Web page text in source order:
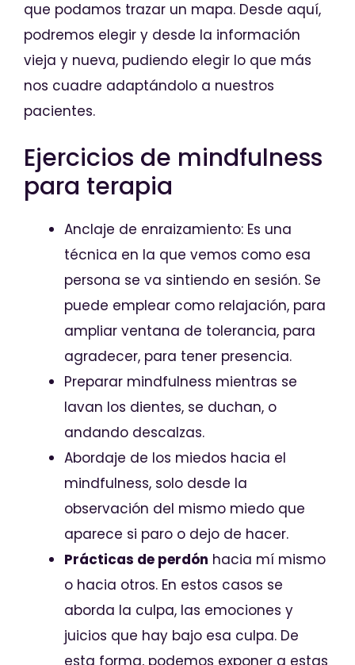
que podamos trazar un mapa. Desde aquí,
podremos elegir y desde la información
vieja y nueva, pudiendo elegir lo que más
nos cuadre adaptándolo a nuestros
pacientes.
Ejercicios de mindfulness
para terapia
Anclaje de enraizamiento: Es una
técnica en la que vemos como esa
persona se va sintiendo en sesión. Se
puede emplear como relajación, para
ampliar ventana de tolerancia, para
agradecer, para tener presencia.
Preparar mindfulness mientras se
lavan los dientes, se duchan, o
andando descalzas.
Abordaje de los miedos hacia el
mindfulness, solo desde la
observación del mismo miedo que
aparece si paro o dejo de hacer.
Prácticas de perdón hacia mí mismo
o hacia otros. En estos casos se
aborda la culpa, las emociones y
juicios que hay bajo esa culpa. De